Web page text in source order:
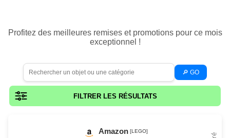
Profitez des meilleures remises et promotions pour ce mois
exceptionnel !
🔎 GO
FILTRER LES RÉSULTATS
Amazon [LEGO]